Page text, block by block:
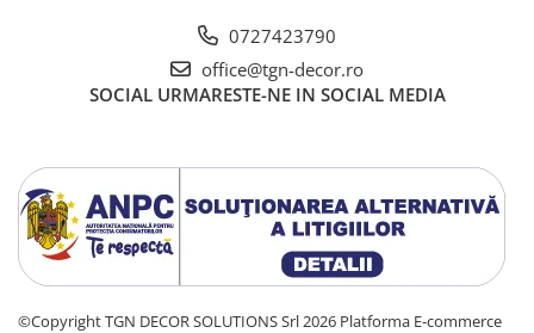
0727423790
office@tgn-decor.ro
SOCIAL URMARESTE-NE IN SOCIAL MEDIA
©Copyright TGN DECOR SOLUTIONS Srl 2026 Platforma E-commerce